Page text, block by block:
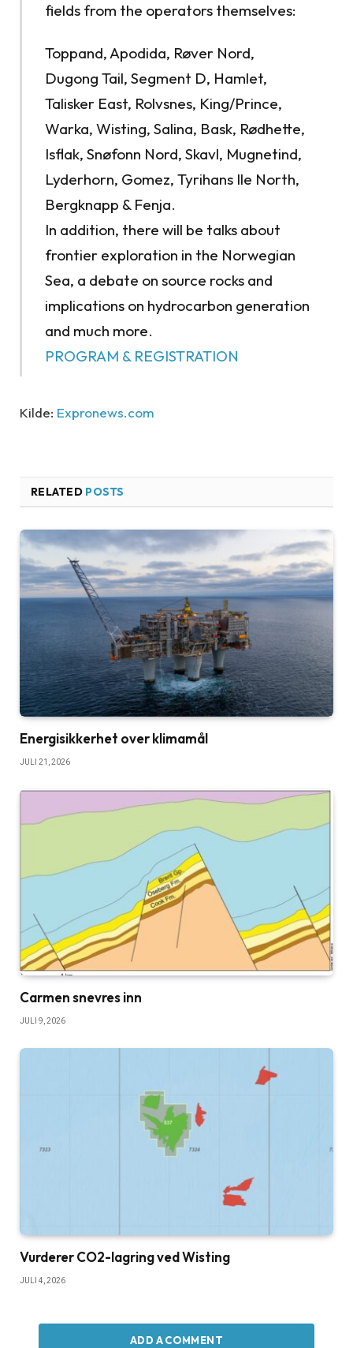
fields from the operators themselves:
Toppand, Apodida, Røver Nord,
Dugong Tail, Segment D, Hamlet,
Talisker East, Rolvsnes, King/Prince,
Warka, Wisting, Salina, Bask, Rødhette,
Isflak, Snøfonn Nord, Skavl, Mugnetind,
Lyderhorn, Gomez, Tyrihans Ile North,
Bergknapp & Fenja.
In addition, there will be talks about
frontier exploration in the Norwegian
Sea, a debate on source rocks and
implications on hydrocarbon generation
and much more.
PROGRAM & REGISTRATION
Kilde: Expronews.com
RELATED POSTS
Energisikkerhet over klimamål
JULI 21, 2026
Carmen snevres inn
JULI 9, 2026
Vurderer CO2-lagring ved Wisting
JULI 4, 2026
ADD A COMMENT